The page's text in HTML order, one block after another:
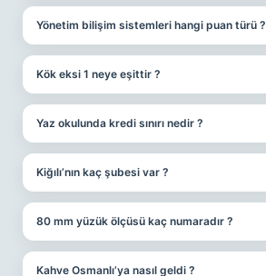
Yönetim bilişim sistemleri hangi puan türü ?
Kök eksi 1 neye eşittir ?
Yaz okulunda kredi sınırı nedir ?
Kiğılı’nın kaç şubesi var ?
80 mm yüzük ölçüsü kaç numaradır ?
Kahve Osmanlı’ya nasıl geldi ?